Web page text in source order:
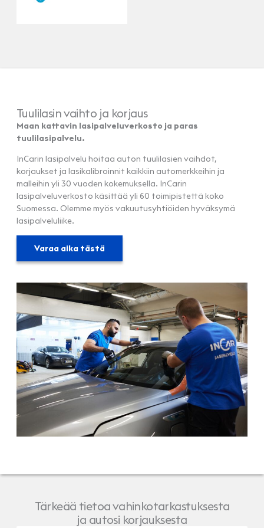
Tuulilasin vaihto ja korjaus
Maan kattavin lasipalveluverkosto ja paras
tuulilasipalvelu.
InCarin lasipalvelu hoitaa auton tuulilasien vaihdot,
korjaukset ja lasikalibroinnit kaikkiin automerkkeihin ja
malleihin yli 30 vuoden kokemuksella. InCarin
lasipalveluverkosto käsittää yli 60 toimipistettä koko
Suomessa. Olemme myös vakuutusyhtiöiden hyväksymä
lasipalveluliike.
Varaa aika tästä
Tärkeää tietoa vahinkotarkastuksesta
ja autosi korjauksesta